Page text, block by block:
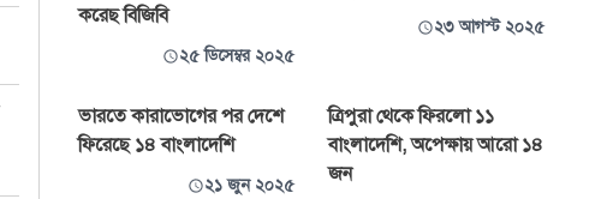
করেছ বিজিবি
২৫ ডিসেম্বর ২০২৫
২৩ আগস্ট ২০২৫
ভারতে কারাভোগের পর দেশে
ফিরেছে ১৪ বাংলাদেশি
২১ জুন ২০২৫
ত্রিপুরা থেকে ফিরলো ১১
বাংলাদেশি, অপেক্ষায় আরো ১৪
জন